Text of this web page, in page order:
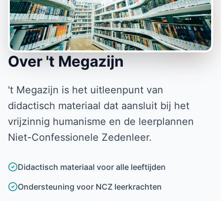
Over 't Megazijn
't Megazijn is het uitleenpunt van
didactisch materiaal dat aansluit bij het
vrijzinnig humanisme en de leerplannen
Niet-Confessionele Zedenleer.
Didactisch materiaal voor alle leeftijden
Ondersteuning voor NCZ leerkrachten